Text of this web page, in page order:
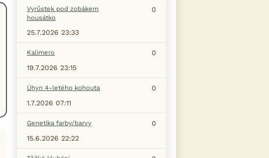
Vyrůstek pod zobákem
housátko
0
25.7.2026 23:33
Kalimero
0
19.7.2026 23:15
Úhyn 4-letého kohouta
0
1.7.2026 07:11
Genetika farby/barvy
0
15.6.2026 22:22